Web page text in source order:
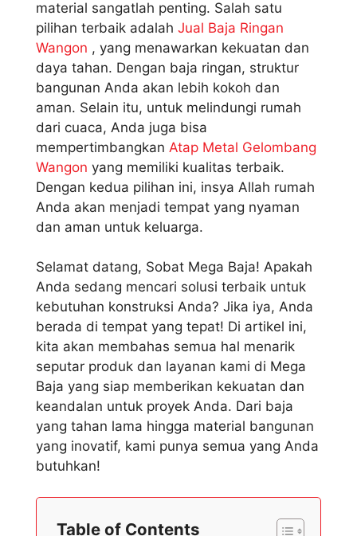
material sangatlah penting. Salah satu
pilihan terbaik adalah Jual Baja Ringan
Wangon , yang menawarkan kekuatan dan
daya tahan. Dengan baja ringan, struktur
bangunan Anda akan lebih kokoh dan
aman. Selain itu, untuk melindungi rumah
dari cuaca, Anda juga bisa
mempertimbangkan Atap Metal Gelombang
Wangon yang memiliki kualitas terbaik.
Dengan kedua pilihan ini, insya Allah rumah
Anda akan menjadi tempat yang nyaman
dan aman untuk keluarga.
Selamat datang, Sobat Mega Baja! Apakah
Anda sedang mencari solusi terbaik untuk
kebutuhan konstruksi Anda? Jika iya, Anda
berada di tempat yang tepat! Di artikel ini,
kita akan membahas semua hal menarik
seputar produk dan layanan kami di Mega
Baja yang siap memberikan kekuatan dan
keandalan untuk proyek Anda. Dari baja
yang tahan lama hingga material bangunan
yang inovatif, kami punya semua yang Anda
butuhkan!
Table of Contents